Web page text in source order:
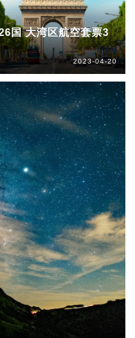
国 大湾区航空套票3
2023-04-20